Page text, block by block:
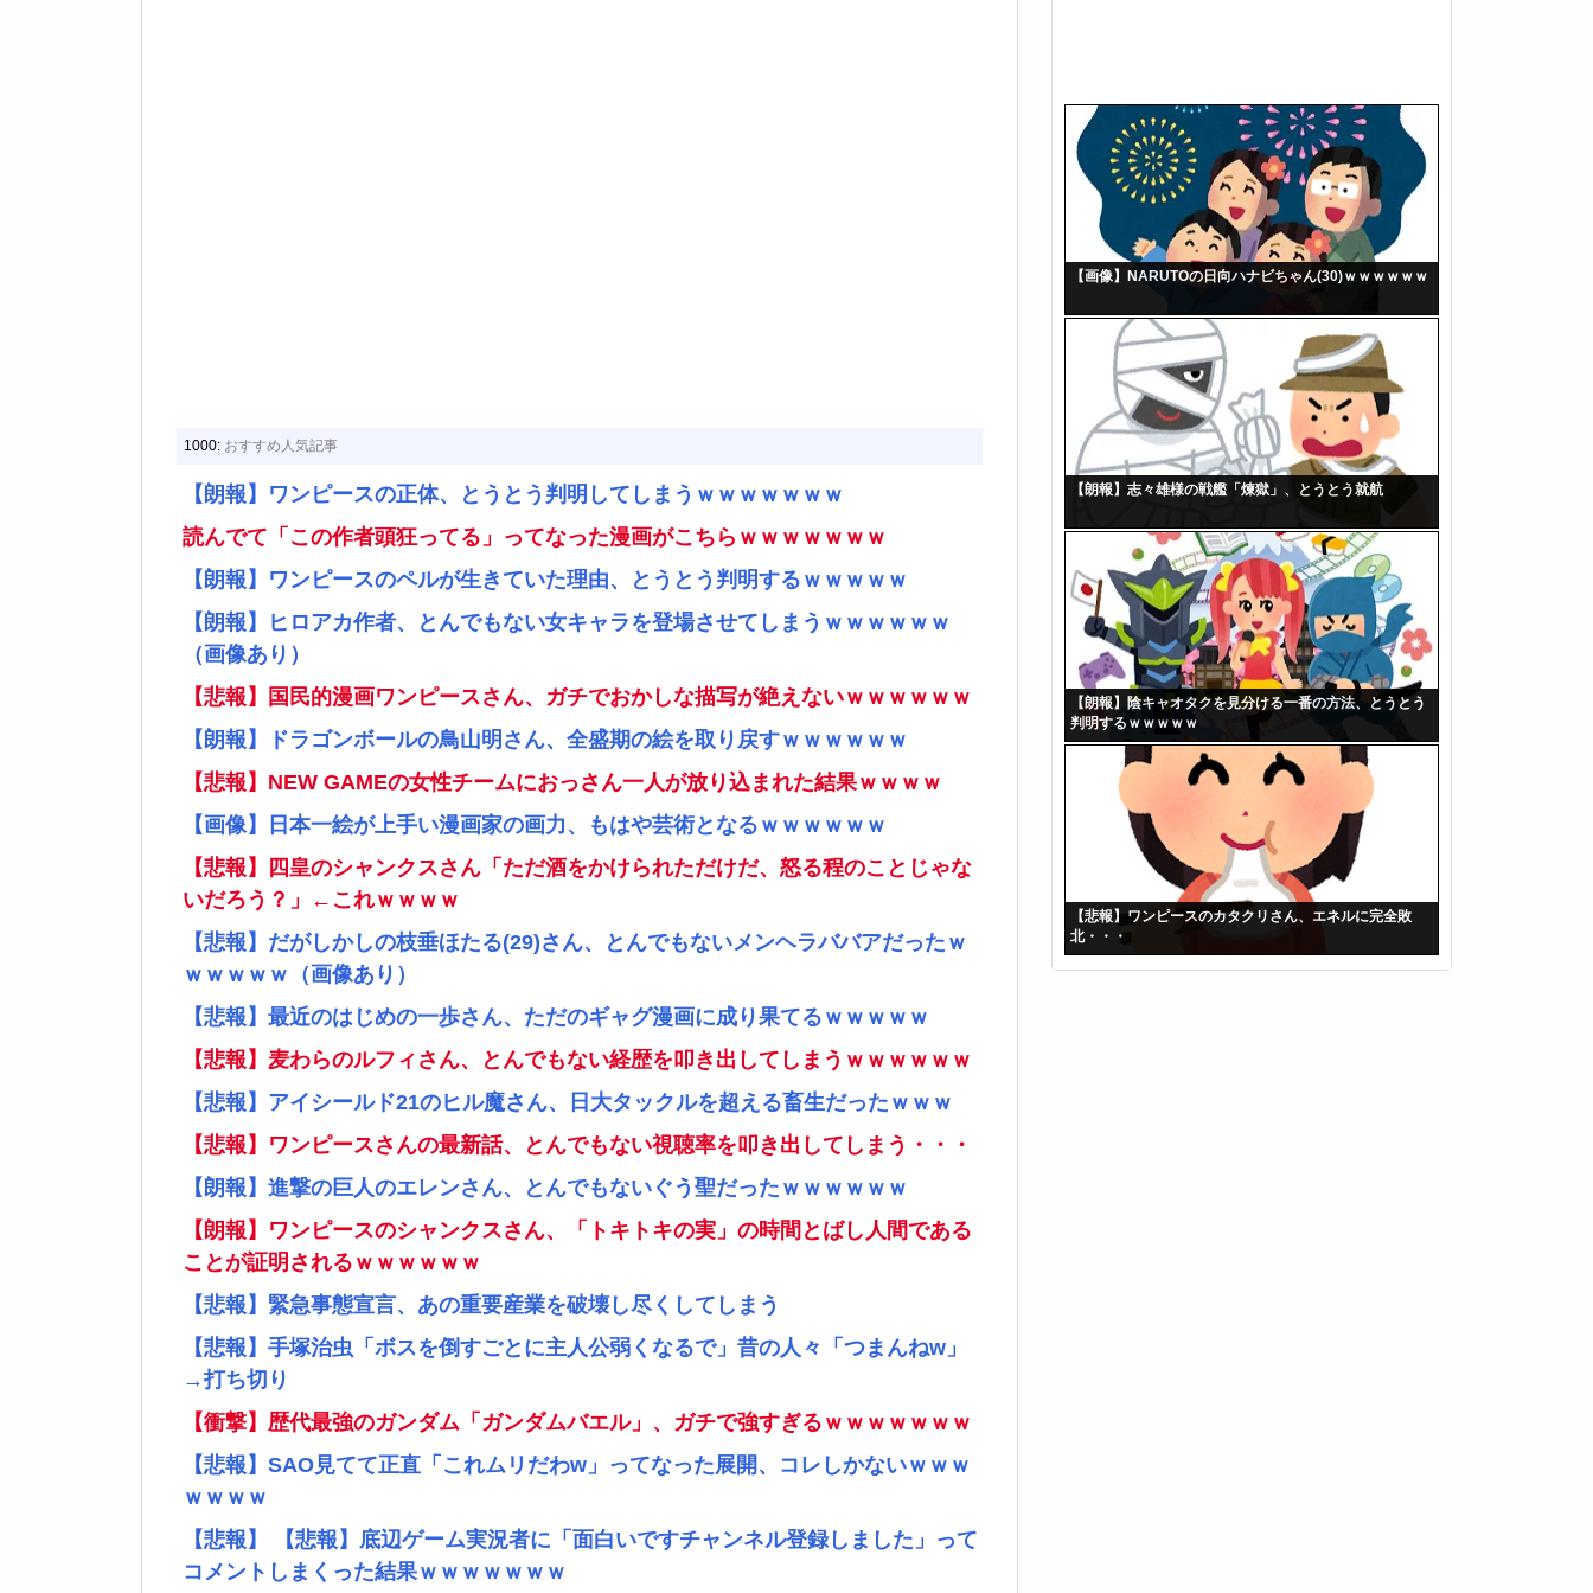
1000: おすすめ人気記事
【朗報】ワンピースの正体、とうとう判明してしまうｗｗｗｗｗｗｗ
読んでて「この作者頭狂ってる」ってなった漫画がこちらｗｗｗｗｗｗｗ
【朗報】ワンピースのペルが生きていた理由、とうとう判明するｗｗｗｗｗ
【朗報】ヒロアカ作者、とんでもない女キャラを登場させてしまうｗｗｗｗｗｗ
（画像あり）
【悲報】国民的漫画ワンピースさん、ガチでおかしな描写が絶えないｗｗｗｗｗｗ
【朗報】ドラゴンボールの鳥山明さん、全盛期の絵を取り戻すｗｗｗｗｗｗ
【悲報】NEW GAMEの女性チームにおっさん一人が放り込まれた結果ｗｗｗｗ
【画像】日本一絵が上手い漫画家の画力、もはや芸術となるｗｗｗｗｗｗ
【悲報】四皇のシャンクスさん「ただ酒をかけられただけだ、怒る程のことじゃな
いだろう？」←これｗｗｗｗ
【悲報】だがしかしの枝垂ほたる(29)さん、とんでもないメンヘラババアだったｗ
ｗｗｗｗｗ（画像あり）
【悲報】最近のはじめの一歩さん、ただのギャグ漫画に成り果てるｗｗｗｗｗ
【悲報】麦わらのルフィさん、とんでもない経歴を叩き出してしまうｗｗｗｗｗｗ
【悲報】アイシールド21のヒル魔さん、日大タックルを超える畜生だったｗｗｗ
【悲報】ワンピースさんの最新話、とんでもない視聴率を叩き出してしまう・・・
【朗報】進撃の巨人のエレンさん、とんでもないぐう聖だったｗｗｗｗｗｗ
【朗報】ワンピースのシャンクスさん、「トキトキの実」の時間とばし人間である
ことが証明されるｗｗｗｗｗｗ
【悲報】緊急事態宣言、あの重要産業を破壊し尽くしてしまう
【悲報】手塚治虫「ボスを倒すごとに主人公弱くなるで」昔の人々「つまんねw」
→打ち切り
【衝撃】歴代最強のガンダム「ガンダムバエル」、ガチで強すぎるｗｗｗｗｗｗｗ
【悲報】SAO見てて正直「これムリだわw」ってなった展開、コレしかないｗｗｗ
ｗｗｗｗ
【悲報】 【悲報】底辺ゲーム実況者に「面白いですチャンネル登録しました」って
コメントしまくった結果ｗｗｗｗｗｗｗ
【画像】NARUTOの日向ハナビちゃん(30)ｗｗｗｗｗｗ
【朗報】志々雄様の戦艦「煉獄」、とうとう就航
【朗報】陰キャオタクを見分ける一番の方法、とうとう
判明するｗｗｗｗｗ
【悲報】ワンピースのカタクリさん、エネルに完全敗
北・・・